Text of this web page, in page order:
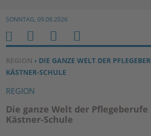
Zum Inhalt springen ↓
SONNTAG, 09.08.2026
SIE BEFINDEN SICH HIER:
REGION › DIE GANZE WELT DER
KÄSTNER-SCHULE
REGION
Die ganze Welt der
Kästner-Schule
H
O
M
E
M
E
N
U
S
U
C
N
B
E
Z